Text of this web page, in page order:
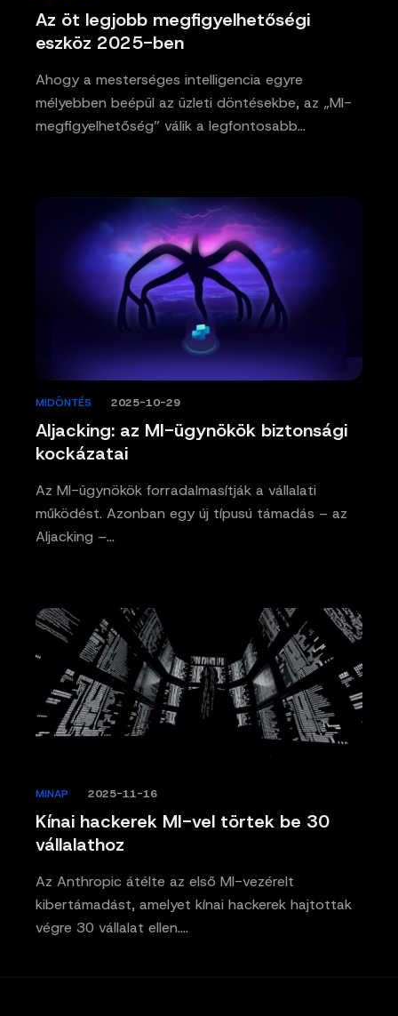
Az öt legjobb megfigyelhetőségi
eszköz 2025-ben
Ahogy a mesterséges intelligencia egyre
mélyebben beépül az üzleti döntésekbe, az „MI-
megfigyelhetőség” válik a legfontosabb…
AIjacking: az MI-ügynökök biztonsági
kockázatai
MIDÖNTÉS 2025-10-29
Az MI-ügynökök forradalmasítják a vállalati
működést. Azonban egy új típusú támadás – az
AIjacking –…
Kínai hackerek MI-vel törtek be 30
vállalathoz
MINAP 2025-11-16
Az Anthropic átélte az első MI-vezérelt
kibertámadást, amelyet kínai hackerek hajtottak
végre 30 vállalat ellen.…